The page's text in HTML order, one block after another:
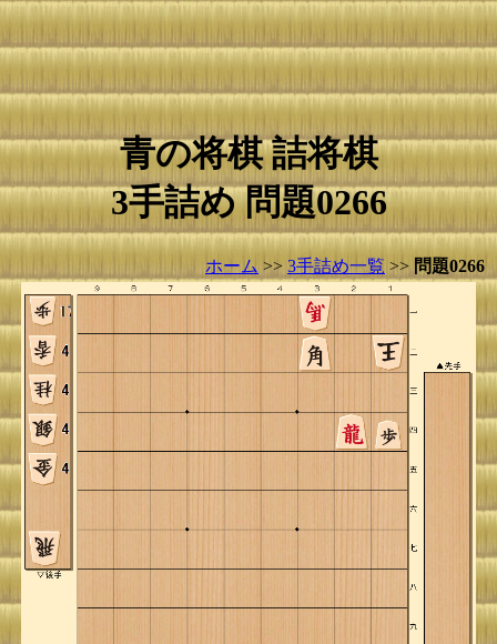
青の将棋 詰将棋
3手詰め 問題0266
ホーム >> 3手詰め一覧 >> 問題0266